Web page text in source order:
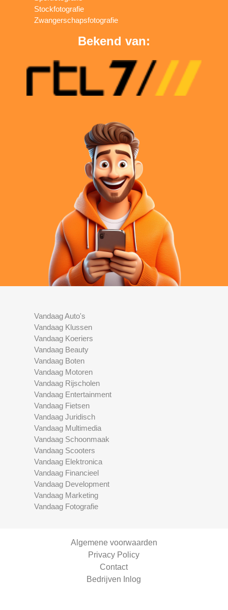
Stockfotografie
Zwangerschapsfotografie
Bekend van:
Vandaag Auto's
Vandaag Klussen
Vandaag Koeriers
Vandaag Beauty
Vandaag Boten
Vandaag Motoren
Vandaag Rijscholen
Vandaag Entertainment
Vandaag Fietsen
Vandaag Juridisch
Vandaag Multimedia
Vandaag Schoonmaak
Vandaag Scooters
Vandaag Elektronica
Vandaag Financieel
Vandaag Development
Vandaag Marketing
Vandaag Fotografie
Algemene voorwaarden
Privacy Policy
Contact
Bedrijven Inlog